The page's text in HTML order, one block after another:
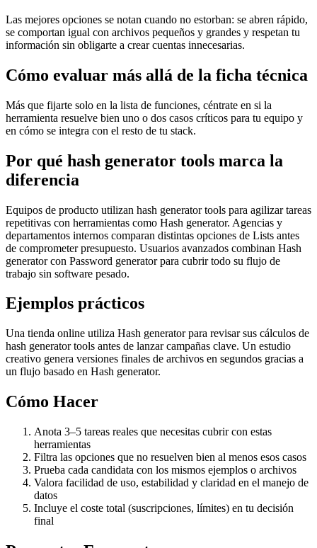
Las mejores opciones se notan cuando no estorban: se abren rápido,
se comportan igual con archivos pequeños y grandes y respetan tu
información sin obligarte a crear cuentas innecesarias.
Cómo evaluar más allá de la ficha técnica
Más que fijarte solo en la lista de funciones, céntrate en si la
herramienta resuelve bien uno o dos casos críticos para tu equipo y
en cómo se integra con el resto de tu stack.
Por qué hash generator tools marca la
diferencia
Equipos de producto utilizan hash generator tools para agilizar tareas
repetitivas con herramientas como Hash generator. Agencias y
departamentos internos comparan distintas opciones de Lists antes
de comprometer presupuesto. Usuarios avanzados combinan Hash
generator con Password generator para cubrir todo su flujo de
trabajo sin software pesado.
Ejemplos prácticos
Una tienda online utiliza Hash generator para revisar sus cálculos de
hash generator tools antes de lanzar campañas clave. Un estudio
creativo genera versiones finales de archivos en segundos gracias a
un flujo basado en Hash generator.
Cómo Hacer
Anota 3–5 tareas reales que necesitas cubrir con estas
herramientas
Filtra las opciones que no resuelven bien al menos esos casos
Prueba cada candidata con los mismos ejemplos o archivos
Valora facilidad de uso, estabilidad y claridad en el manejo de
datos
Incluye el coste total (suscripciones, límites) en tu decisión
final